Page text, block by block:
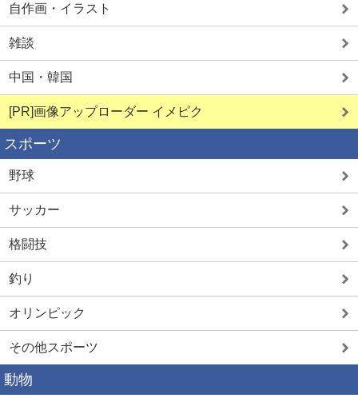
自作画・イラスト
雑談
中国・韓国
[PR]画像アップローダー イメピク
スポーツ
野球
サッカー
格闘技
釣り
オリンピック
その他スポーツ
動物